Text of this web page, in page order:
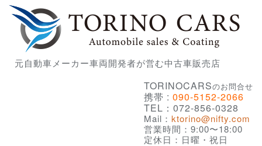
元自動車メーカー車両開発者が営む中古車販売店
TORINOCARSのお問合せ
携帯 : 090-5152-2066
TEL：072-856-0328
Mail： ktorino@nifty.com
営業時間：9:00〜18:00
定休日：日曜・祝日